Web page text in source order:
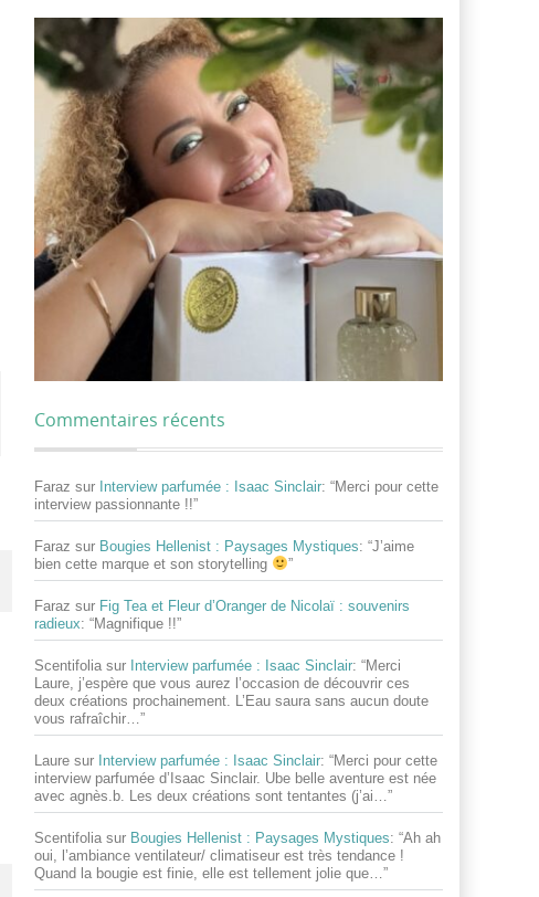
Commentaires récents
Faraz sur Interview parfumée : Isaac Sinclair: “Merci pour cette
interview passionnante !!”
Faraz sur Bougies Hellenist : Paysages Mystiques: “J’aime
bien cette marque et son storytelling
”
Faraz sur Fig Tea et Fleur d’Oranger de Nicolaï : souvenirs
radieux: “Magnifique !!”
Scentifolia sur Interview parfumée : Isaac Sinclair: “Merci
Laure, j’espère que vous aurez l’occasion de découvrir ces
deux créations prochainement. L’Eau saura sans aucun doute
vous rafraîchir…”
Laure sur Interview parfumée : Isaac Sinclair: “Merci pour cette
interview parfumée d’Isaac Sinclair. Ube belle aventure est née
avec agnès.b. Les deux créations sont tentantes (j’ai…”
Scentifolia sur Bougies Hellenist : Paysages Mystiques: “Ah ah
oui, l’ambiance ventilateur/ climatiseur est très tendance !
Quand la bougie est finie, elle est tellement jolie que…”